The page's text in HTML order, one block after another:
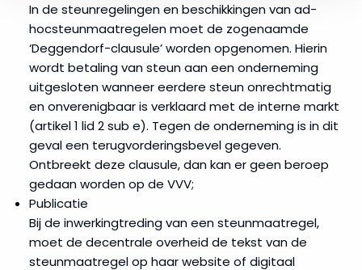
Onderzoek,
ontwikkeling
en
innovatie
(O&O&I)
Reddings-
en
herstructureringssteun
Regionale
steun
In de steunregelingen en beschikkingen van ad-
hocsteunmaatregelen moet de zogenaamde
‘Deggendorf-clausule’ worden opgenomen. Hierin
wordt betaling van steun aan een onderneming
uitgesloten wanneer eerdere steun onrechtmatig
en onverenigbaar is verklaard met de interne markt
(artikel 1 lid 2 sub e). Tegen de onderneming is in dit
geval een terugvorderingsbevel gegeven.
Ontbreekt deze clausule, dan kan er geen beroep
gedaan worden op de VVV;
Publicatie
Bij de inwerkingtreding van een steunmaatregel,
moet de decentrale overheid de tekst van de
steunmaatregel op haar website of digitaal